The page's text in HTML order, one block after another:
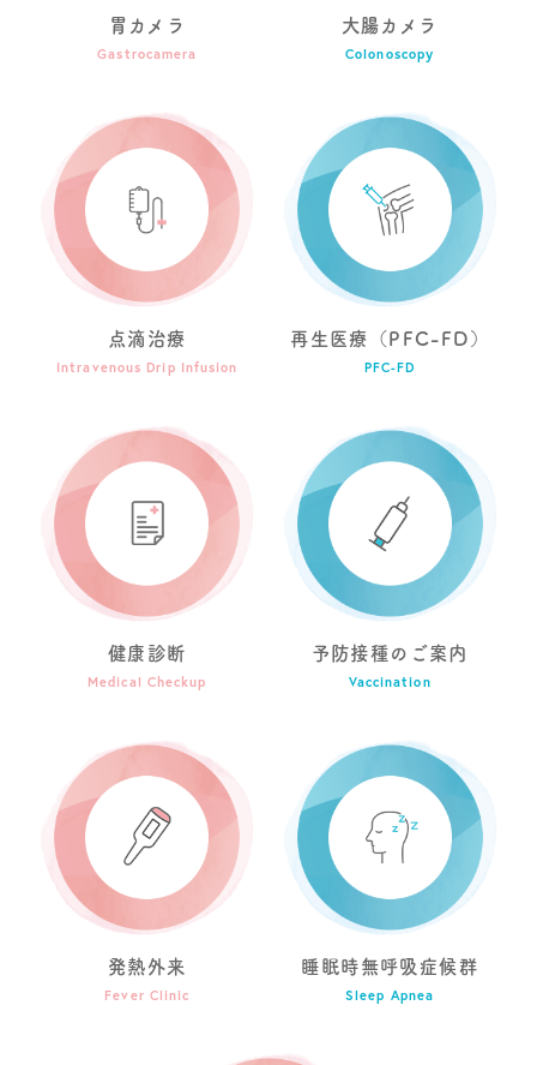
胃カメラ
Gastrocamera
大腸カメラ
Colonoscopy
点滴治療
Intravenous Drip Infusion
再生医療（PFC-FD）
PFC-FD
健康診断
Medical Checkup
予防接種のご案内
Vaccination
発熱外来
Fever Clinic
睡眠時無呼吸症候群
Sleep Apnea